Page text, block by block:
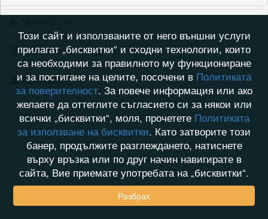
Хронология на игри
Активност
Този сайт и използваните от него външни услуги
прилагат „бисквитки“ и сходни технологии, които
са необходими за правилното му функциониране
и за постигане на целите, посочени в Политиката
за поверителност. За повече информация или ако
желаете да оттеглите съгласието си за някои или
всички „бисквитки“, моля, прочетете Политиката
за използване на бисквитки. Като затворите този
банер, продължите разглеждането, натиснете
върху връзка или по друг начин навигирате в
сайта, Вие приемате употребата на „бисквитки“.
Разбрах